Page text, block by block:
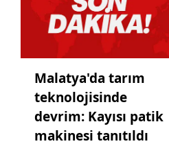
Malatya'da tarım
teknolojisinde
devrim: Kayısı patik
makinesi tanıtıldı